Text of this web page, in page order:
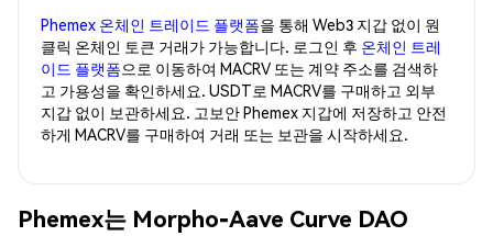
Phemex 온체인 트레이드 플랫폼을 통해 Web3 지갑 없이 원
클릭 온체인 토큰 거래가 가능합니다. 로그인 후 온체인 트레
이드 플랫폼으로 이동하여 MACRV 또는 계약 주소를 검색하
고 가용성을 확인하세요. USDT로 MACRV를 구매하고 외부
지갑 없이 보관하세요. 고보안 Phemex 지갑에 저장하고 안전
하게 MACRV를 구매하여 거래 또는 보관을 시작하세요.
Phemex는 Morpho-Aave Curve DAO